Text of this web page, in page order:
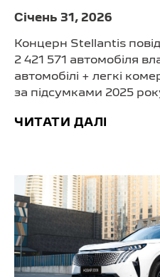
Cічень 31, 2026
Концерн Stellantis
2 421 571 автомобіля
автомобілі + легкі
за підсумками 2025
ЧИТАТИ ДАЛІ